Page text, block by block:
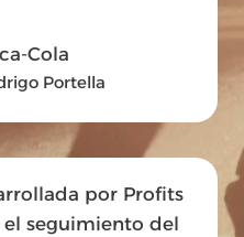
Cola
Portella
por Profits
seguimiento del